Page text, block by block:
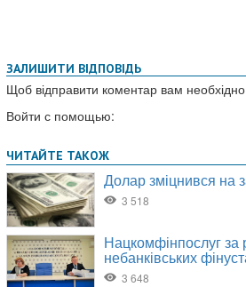
ЗАЛИШИТИ ВІДПОВІДЬ
Щоб відправити коментар вам необхідно
Войти с помощью: